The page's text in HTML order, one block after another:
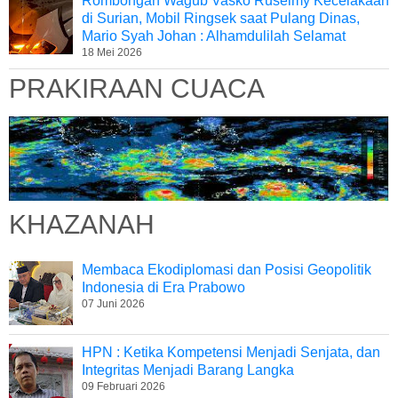
di Surian, Mobil Ringsek saat Pulang Dinas,
Mario Syah Johan : Alhamdulilah Selamat
18 Mei 2026
PRAKIRAAN CUACA
KHAZANAH
Membaca Ekodiplomasi dan Posisi Geopolitik
Indonesia di Era Prabowo
07 Juni 2026
HPN : Ketika Kompetensi Menjadi Senjata, dan
Integritas Menjadi Barang Langka
09 Februari 2026